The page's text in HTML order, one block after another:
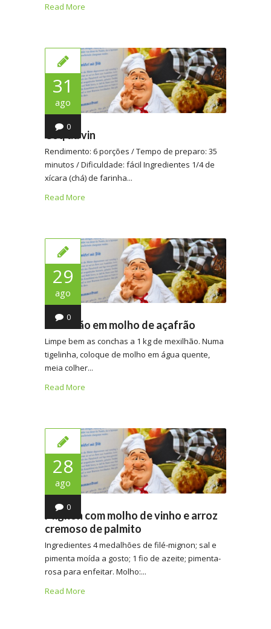
Read More
31
ago
0
Coq au vin
Rendimento: 6 porções / Tempo de preparo: 35
minutos / Dificuldade: fácil Ingredientes 1/4 de
xícara (chá) de farinha...
Read More
29
ago
0
Mexilhão em molho de açafrão
Limpe bem as conchas a 1 kg de mexilhão. Numa
tigelinha, coloque de molho em água quente,
meia colher...
Read More
28
ago
0
Mignon com molho de vinho e arroz
cremoso de palmito
Ingredientes 4 medalhões de filé-mignon; sal e
pimenta moída a gosto; 1 fio de azeite; pimenta-
rosa para enfeitar. Molho:...
Read More